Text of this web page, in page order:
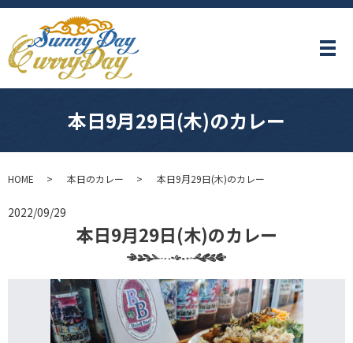
メ
本日9月29日(木)のカレー
HOME 本日のカレー 本日9月29日(木)のカレー
2022/09/29
本日9月29日(木)のカレー